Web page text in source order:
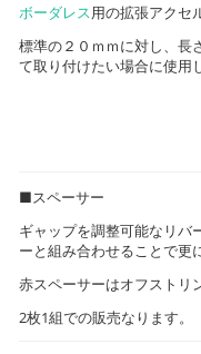
ボーダレス用の拡張アクセ
標準の２０ｍｍに対し、長
て取り付けたい場合に使用
■スペーサー
ギャップを調整可能なリバ
ーと組み合わせることで更
赤スペーサーはオフストリ
2枚1組での販売なります。